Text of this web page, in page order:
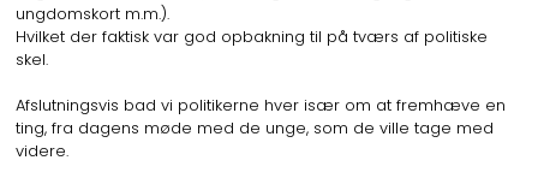
ungdomskort m.m.).
Hvilket der faktisk var god opbakning til på tværs af politiske
skel.
Afslutningsvis bad vi politikerne hver især om at fremhæve en
ting, fra dagens møde med de unge, som de ville tage med
videre.